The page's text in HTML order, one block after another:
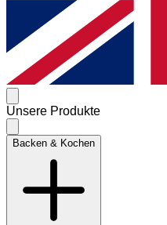
Unsere Produkte
Backen & Kochen